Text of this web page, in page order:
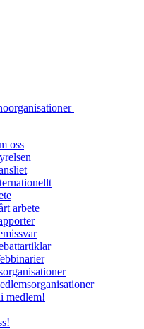
oss
arbete
medlem!